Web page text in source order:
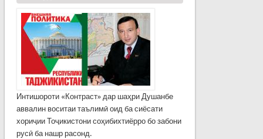
Интишороти «Контраст» дар шаҳри Душанбе
аввалин воситаи таълимӣ оид ба сиёсати
хориҷии Тоҷикистони соҳибихтиёрро бо забони
русӣ ба нашр расонд.